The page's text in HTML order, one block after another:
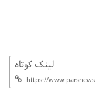
لینک کوتاه